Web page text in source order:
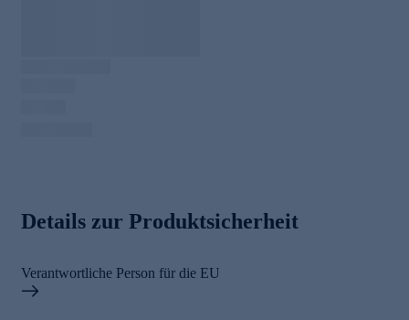
Details zur Produktsicherheit
Verantwortliche Person für die EU